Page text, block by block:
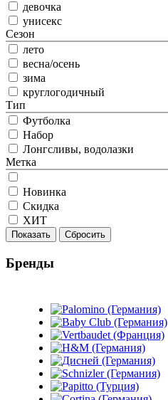
девочка
унисекс
Сезон
лето
весна/осень
зима
круглогодичный
Тип
Футболка
Набор
Лонгсливы, водолазки
Метка
Новинка
Скидка
ХИТ
Показать Сбросить
Бренды